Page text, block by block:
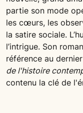
partie son mode
les cœurs, les
la satire sociale.
l’intrigue. Son
référence au
de l'histoire
contenu la clé de